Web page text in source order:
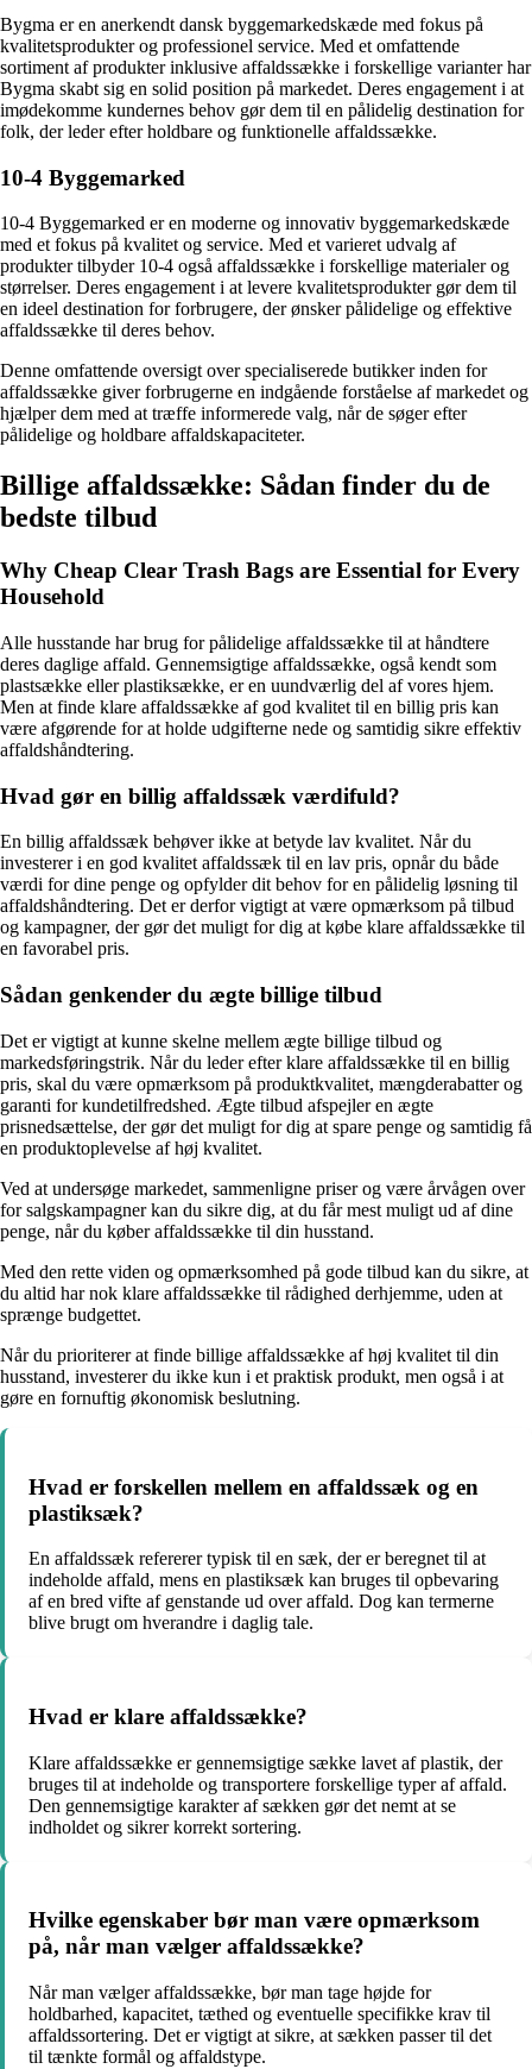
Bygma er en anerkendt dansk byggemarkedskæde med fokus på
kvalitetsprodukter og professionel service. Med et omfattende
sortiment af produkter inklusive affaldssække i forskellige varianter har
Bygma skabt sig en solid position på markedet. Deres engagement i at
imødekomme kundernes behov gør dem til en pålidelig destination for
folk, der leder efter holdbare og funktionelle affaldssække.
10-4 Byggemarked
10-4 Byggemarked er en moderne og innovativ byggemarkedskæde
med et fokus på kvalitet og service. Med et varieret udvalg af
produkter tilbyder 10-4 også affaldssække i forskellige materialer og
størrelser. Deres engagement i at levere kvalitetsprodukter gør dem til
en ideel destination for forbrugere, der ønsker pålidelige og effektive
affaldssække til deres behov.
Denne omfattende oversigt over specialiserede butikker inden for
affaldssække giver forbrugerne en indgående forståelse af markedet og
hjælper dem med at træffe informerede valg, når de søger efter
pålidelige og holdbare affaldskapaciteter.
Billige affaldssække: Sådan finder du de
bedste tilbud
Why Cheap Clear Trash Bags are Essential for Every
Household
Alle husstande har brug for pålidelige affaldssække til at håndtere
deres daglige affald. Gennemsigtige affaldssække, også kendt som
plastsække eller plastiksække, er en uundværlig del af vores hjem.
Men at finde klare affaldssække af god kvalitet til en billig pris kan
være afgørende for at holde udgifterne nede og samtidig sikre effektiv
affaldshåndtering.
Hvad gør en billig affaldssæk værdifuld?
En billig affaldssæk behøver ikke at betyde lav kvalitet. Når du
investerer i en god kvalitet affaldssæk til en lav pris, opnår du både
værdi for dine penge og opfylder dit behov for en pålidelig løsning til
affaldshåndtering. Det er derfor vigtigt at være opmærksom på tilbud
og kampagner, der gør det muligt for dig at købe klare affaldssække til
en favorabel pris.
Sådan genkender du ægte billige tilbud
Det er vigtigt at kunne skelne mellem ægte billige tilbud og
markedsføringstrik. Når du leder efter klare affaldssække til en billig
pris, skal du være opmærksom på produktkvalitet, mængderabatter og
garanti for kundetilfredshed. Ægte tilbud afspejler en ægte
prisnedsættelse, der gør det muligt for dig at spare penge og samtidig få
en produktoplevelse af høj kvalitet.
Ved at undersøge markedet, sammenligne priser og være årvågen over
for salgskampagner kan du sikre dig, at du får mest muligt ud af dine
penge, når du køber affaldssække til din husstand.
Med den rette viden og opmærksomhed på gode tilbud kan du sikre, at
du altid har nok klare affaldssække til rådighed derhjemme, uden at
sprænge budgettet.
Når du prioriterer at finde billige affaldssække af høj kvalitet til din
husstand, investerer du ikke kun i et praktisk produkt, men også i at
gøre en fornuftig økonomisk beslutning.
Hvad er forskellen mellem en affaldssæk og en
plastiksæk?
En affaldssæk refererer typisk til en sæk, der er beregnet til at
indeholde affald, mens en plastiksæk kan bruges til opbevaring
af en bred vifte af genstande ud over affald. Dog kan termerne
blive brugt om hverandre i daglig tale.
Hvad er klare affaldssække?
Klare affaldssække er gennemsigtige sække lavet af plastik, der
bruges til at indeholde og transportere forskellige typer af affald.
Den gennemsigtige karakter af sækken gør det nemt at se
indholdet og sikrer korrekt sortering.
Hvilke egenskaber bør man være opmærksom
på, når man vælger affaldssække?
Når man vælger affaldssække, bør man tage højde for
holdbarhed, kapacitet, tæthed og eventuelle specifikke krav til
affaldssortering. Det er vigtigt at sikre, at sækken passer til det
til tænkte formål og affaldstype.